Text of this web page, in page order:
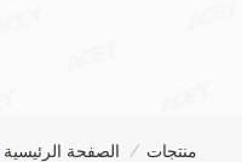
الصفحة الرئيسية / منتجات